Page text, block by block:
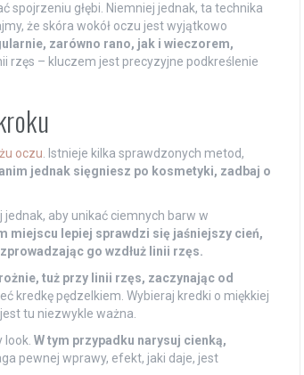
głębi. Niemniej jednak, ta technika
że skóra wokół oczu jest wyjątkowo
zarówno rano, jak i wieczorem,
rzęs – kluczem jest precyzyjne podkreślenie
oczu . Istnieje kilka sprawdzonych metod,
jednak sięgniesz po kosmetyki, zadbaj o
aby unikać ciemnych barw w
miejscu lepiej sprawdzi się jaśniejszy cień,
go wzdłuż linii rzęs.
tuż przy linii rzęs, zaczynając od
kredkę pędzelkiem. Wybieraj kredki o miękkiej
tu niezwykle ważna.
W tym przypadku narysuj cienką,
pewnej wprawy, efekt, jaki daje, jest